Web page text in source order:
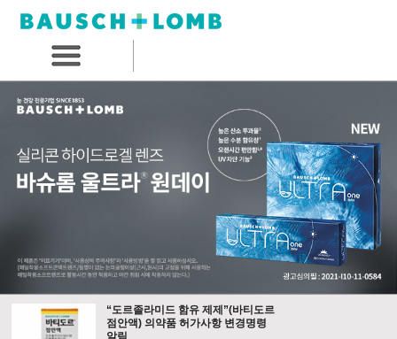
“도르졸라미드 함유 제제”(바티도르
점안액) 의약품 허가사항 변경명령
알림